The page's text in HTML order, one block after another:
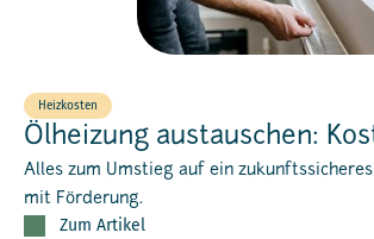
Heizkosten
Ölheizung austauschen:
Alles zum Umstieg auf ein
mit Förderung.
Zum Artikel